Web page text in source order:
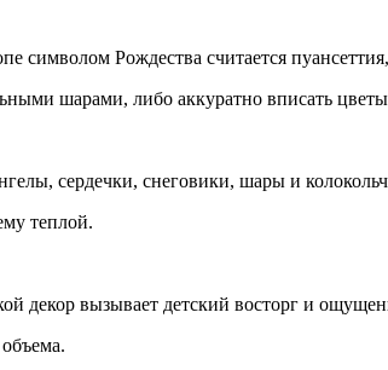
Рождества считается
шарами, либо аккуратно вписать цветы
сердечки, снеговики, шары и
теплой.
декор вызывает детский восторг и